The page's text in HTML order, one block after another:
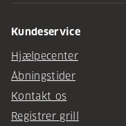
Kundeservice
Hjælpecenter
Åbningstider
Kontakt os
Registrer grill